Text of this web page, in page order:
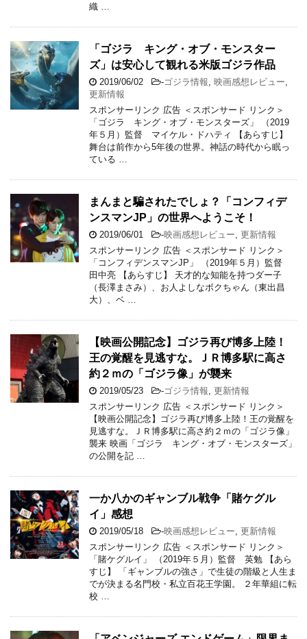
織 …
「ゴジラ キング・オブ・モンスター
ズ」は安心して観れる米版ゴジラ作品
2019/06/02 -ゴジラ情報 映画感想レビュー
更新情報
スポンサーリンク 広告 ＜スポンサード リンク＞
「ゴジラ キング・オブ・モンスターズ」 （2019
年５月）監督 マイケル・ドハティ 【あらすじ】
舞台は前作から5年後の世界。神話の時代から眠っ
ている …
まんまと騙されたでしょ？「コンフィデ
ンスマンJP」の世界へようこそ！
2019/06/01 -映画感想レビュー 更新情報
スポンサーリンク 広告 ＜スポンサード リンク＞
「コンフィデンスマンJP」 （2019年５月）監督
田中亮 【あらすじ】 天才的な知能を持つダー子
（長澤まさみ）、お人よしなボクちゃん（東出昌
大）、ベ …
【映画公開記念】ゴジラ再び博多上陸！
王の覚醒を見逃すな。ＪＲ博多駅に高さ
約２ｍの「ゴジラ像」が襲来
2019/05/23 -ゴジラ情報 更新情報
スポンサーリンク 広告 ＜スポンサード リンク＞
【映画公開記念】ゴジラ再び博多上陸！王の覚醒を
見逃すな。ＪＲ博多駅に高さ約２ｍの「ゴジラ像」
襲来 映画「ゴジラ キング・オブ・モンスターズ」
の公開を記 …
一か八かのギャンブル戦争「賭ケグル
イ」感想
2019/05/18 -映画感想レビュー 更新情報
スポンサーリンク 広告 ＜スポンサード リンク＞
「賭ケグルイ」 （2019年５月）監督 英勉 【あら
すじ】 「ギャンブルの強さ」で生徒の階級と人生ま
でが決まる名門校・私立百花王学園。 ２年華組に転
校 …